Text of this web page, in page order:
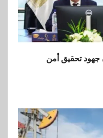
جهود تحقيق أمن